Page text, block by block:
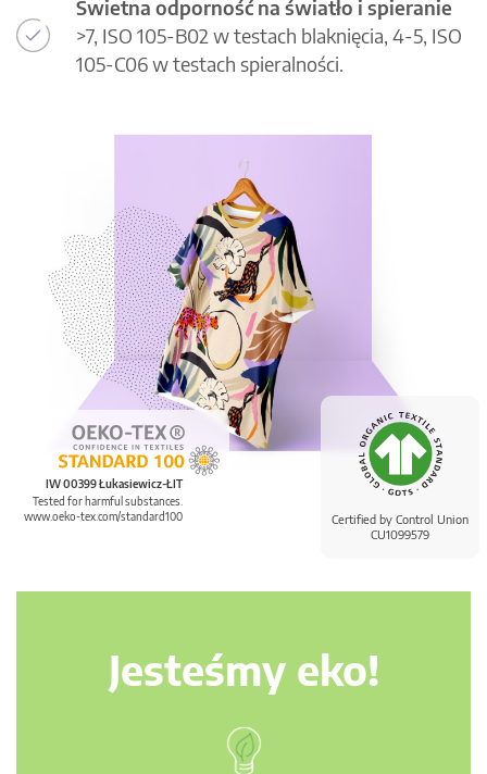
Certified by Control Union
CU1099579
IW 00399 Łukasiewicz-ŁIT
Tested for harmful substances.
www.oeko-tex.com/standard100
Świetna odporność na światło i spieranie
>7, ISO 105-B02 w testach blaknięcia, 4-5, ISO
105-C06 w testach spieralności.
Jesteśmy eko!